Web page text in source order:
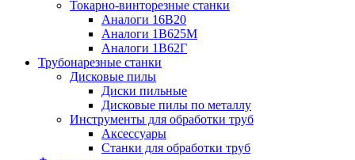
Токарно-винторезные станки
Аналоги 16В20
Аналоги 1В625М
Аналоги 1В62Г
Трубонарезные станки
Дисковые пилы
Диски пильные
Дисковые пилы по металлу
Инструменты для обработки труб
Аксессуары
Станки для обработки труб